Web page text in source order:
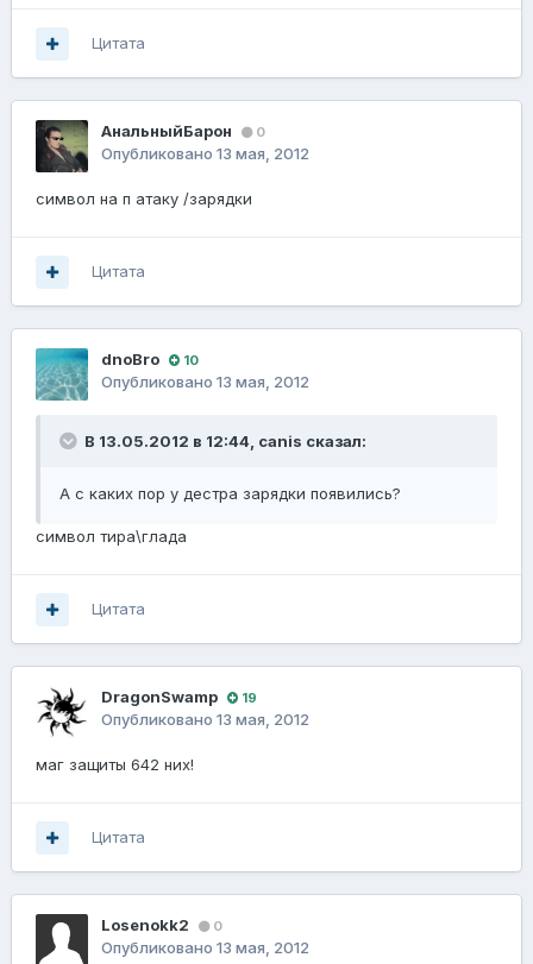
Цитата
АнальныйБарон 0
Опубликовано 13 мая, 2012
символ на п атаку /зарядки
Цитата
dnoBro 10
Опубликовано 13 мая, 2012
В 13.05.2012 в 12:44, canis сказал:
А с каких пор у дестра зарядки появились?
символ тира\глада
Цитата
DragonSwamp 19
Опубликовано 13 мая, 2012
маг защиты 642 них!
Цитата
Losenokk2 0
Опубликовано 13 мая, 2012